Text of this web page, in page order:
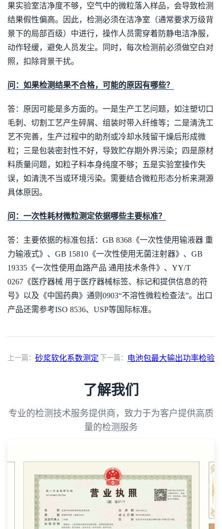
果实验室洁净度不够，空气中的微粒落入样品，会导致检测
结果假性偏高。因此，检测必须在洁净室（通常要求万级背
景下的局部百级）中进行，操作人员需穿着防静电洁净服，
动作轻缓，避免人员发尘。同时，每次检测前必须做空白对
照，扣除背景干扰。
问：如果检测结果不合格，可能的原因有哪些？
答：原因可能是多方面的。一是生产工艺问题，如注塑切口
毛刺、切割工艺产生碎屑、组装时带入纤维等；二是清洗工
艺不完善，生产过程中的助剂或冷却水残留干燥后形成微
粒；三是包装密封性不好，导致贮存期外界污染；四是原材
料质量问题，如粒子料本身纯度不够；五是实验室操作失
误，如清洗不当或环境污染。需要结合微粒形态分析来溯源
具体原因。
问：一次性耗材微粒测定依据哪些主要标准？
答：主要依据的标准包括：GB 8368《一次性使用输液器 重
力输液式》、GB 15810《一次性使用无菌注射器》、GB
19335《一次性使用血路产品 通用技术条件》、YY/T
0267《医疗器械 用于医疗器械标签、标记和提供信息的符
号》以及《中国药典》通则0903“不溶性微粒检查法”。出口
产品还需参考ISO 8536、USP等国际标准。
上一篇： 砂浆软化系数测定 下一篇： 电池包最大输出功率检验
了解我们
专业的检测技术服务提供商，致力于为客户提供高质
量的检测服务